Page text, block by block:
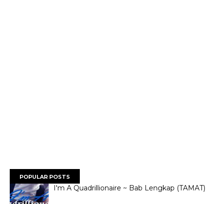
POPULAR POSTS
I'm A Quadrillionaire ~ Bab Lengkap (TAMAT)